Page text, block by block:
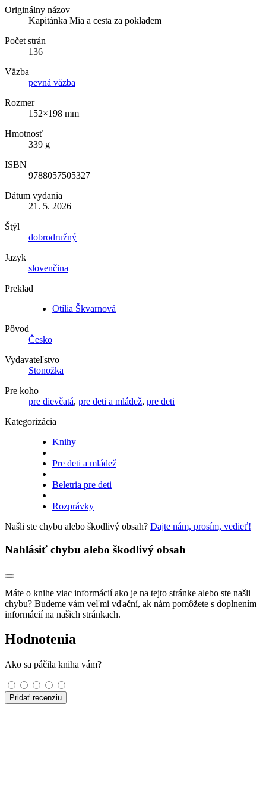
Originálny názov
Kapitánka Mia a cesta za pokladem
Počet strán
136
Väzba
pevná väzba
Rozmer
152×198 mm
Hmotnosť
339 g
ISBN
9788057505327
Dátum vydania
21. 5. 2026
Štýl
dobrodružný
Jazyk
slovenčina
Preklad
Otília Škvarnová
Pôvod
Česko
Vydavateľstvo
Stonožka
Pre koho
pre dievčatá, pre deti a mládež, pre deti
Kategorizácia
Knihy
Pre deti a mládež
Beletria pre deti
Rozprávky
Našli ste chybu alebo škodlivý obsah? Dajte nám, prosím, vedieť!
Nahlásiť chybu alebo škodlivý obsah
Máte o knihe viac informácií ako je na tejto stránke alebo ste našli
chybu? Budeme vám veľmi vďační, ak nám pomôžete s doplnením
informácií na našich stránkach.
Hodnotenia
Ako sa páčila kniha vám?
Pridať recenziu